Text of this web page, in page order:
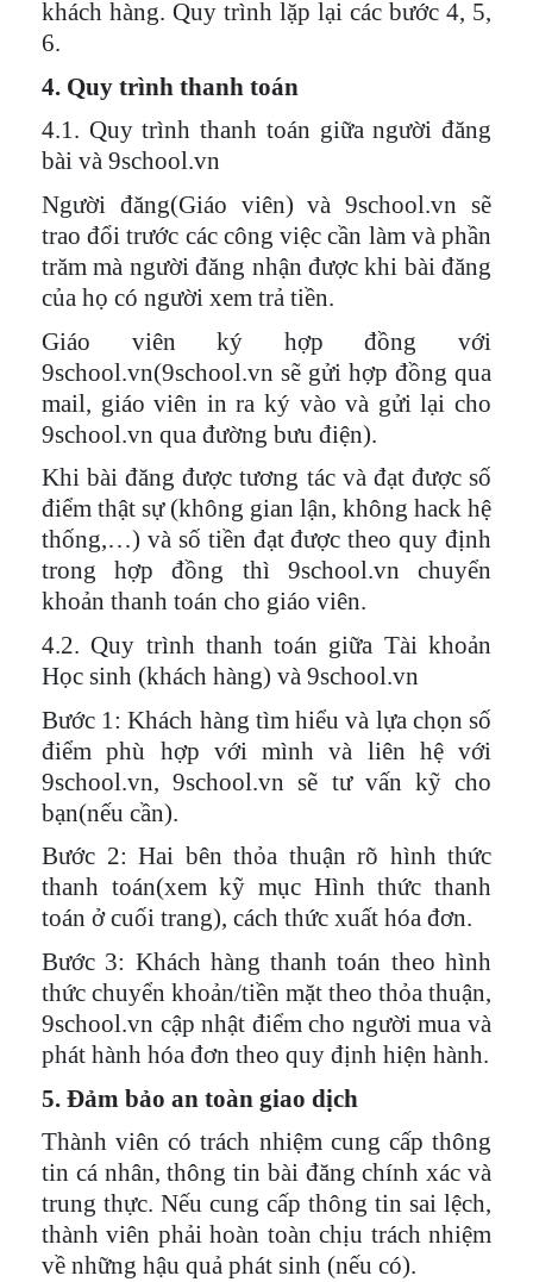
khách hàng. Quy trình lặp lại các bước 4, 5,
6.
4. Quy trình thanh toán
4.1. Quy trình thanh toán giữa người đăng
bài và 9school.vn
Người đăng(Giáo viên) và 9school.vn sẽ
trao đổi trước các công việc cần làm và phần
trăm mà người đăng nhận được khi bài đăng
của họ có người xem trả tiền.
Giáo viên ký hợp đồng với
9school.vn(9school.vn sẽ gửi hợp đồng qua
mail, giáo viên in ra ký vào và gửi lại cho
9school.vn qua đường bưu điện).
Khi bài đăng được tương tác và đạt được số
điểm thật sự (không gian lận, không hack hệ
thống,…) và số tiền đạt được theo quy định
trong hợp đồng thì 9school.vn chuyển
khoản thanh toán cho giáo viên.
4.2. Quy trình thanh toán giữa Tài khoản
Học sinh (khách hàng) và 9school.vn
Bước 1 : Khách hàng tìm hiểu và lựa chọn số
điểm phù hợp với mình và liên hệ với
9school.vn, 9school.vn sẽ tư vấn kỹ cho
bạn(nếu cần).
Bước 2: Hai bên thỏa thuận rõ hình thức
thanh toán(xem kỹ mục Hình thức thanh
toán ở cuối trang), cách thức xuất hóa đơn.
Bước 3: Khách hàng thanh toán theo hình
thức chuyển khoản/tiền mặt theo thỏa thuận,
9school.vn cập nhật điểm cho người mua và
phát hành hóa đơn theo quy định hiện hành.
5. Đảm bảo an toàn giao dịch
Thành viên có trách nhiệm cung cấp thông
tin cá nhân, thông tin bài đăng chính xác và
trung thực. Nếu cung cấp thông tin sai lệch,
thành viên phải hoàn toàn chịu trách nhiệm
về những hậu quả phát sinh (nếu có).